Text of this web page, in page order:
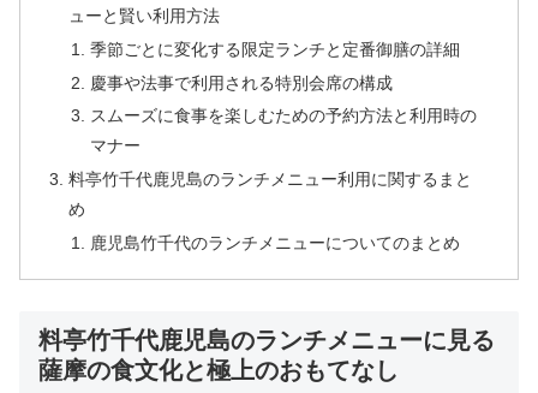
ューと賢い利用方法
季節ごとに変化する限定ランチと定番御膳の詳細
慶事や法事で利用される特別会席の構成
スムーズに食事を楽しむための予約方法と利用時の
マナー
料亭竹千代鹿児島のランチメニュー利用に関するまと
め
鹿児島竹千代のランチメニューについてのまとめ
料亭竹千代鹿児島のランチメニューに見る
薩摩の食文化と極上のおもてなし